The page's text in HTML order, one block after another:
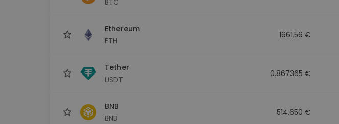
Ethereum
ETH
1661.56 €
Tether
USDT
0.867365 €
BNB
BNB
514.650 €